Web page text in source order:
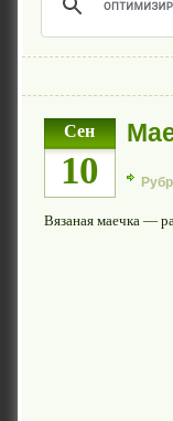
Сен
10
Вязаная маечка —